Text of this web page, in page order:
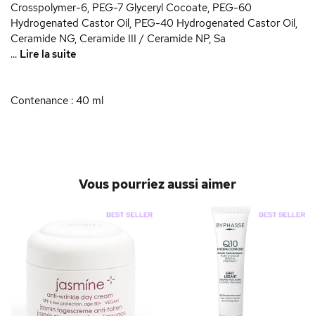
Crosspolymer-6, PEG-7 Glyceryl Cocoate, PEG-60
Hydrogenated Castor Oil, PEG-40 Hydrogenated Castor Oil,
Ceramide NG, Ceramide III / Ceramide NP, Sa
... Lire la suite
Contenance : 40 ml
Vous pourriez aussi aimer